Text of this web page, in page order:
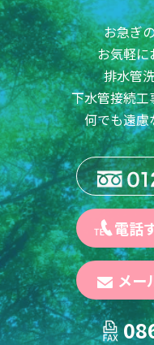
お急ぎ
お気軽に
排水管
下水管接続
何でも遠慮
電話
メー